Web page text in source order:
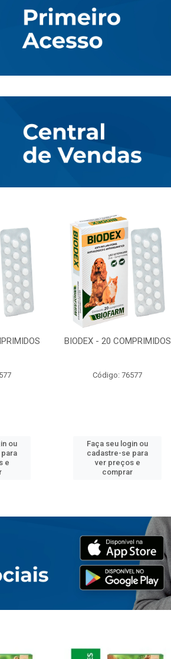
ou
e
BIODEX - 20 COMPRIMIDOS
Código: 76577
Faça seu login ou
cadastre-se para
ver preços e
comprar